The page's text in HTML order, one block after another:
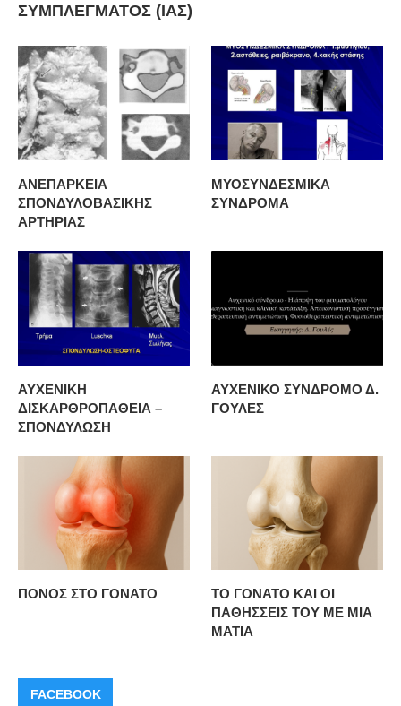
ΣΥΜΠΛΕΓΜΑΤΟΣ (ΙΑΣ)
ΑΝΕΠΑΡΚΕΙΑ
ΣΠΟΝΔΥΛΟΒΑΣΙΚΗΣ
ΑΡΤΗΡΙΑΣ
ΜΥΟΣΥΝΔΕΣΜΙΚΑ
ΣΥΝΔΡΟΜΑ
ΑΥΧΕΝΙΚΗ
ΔΙΣΚΑΡΘΡΟΠΑΘΕΙΑ –
ΣΠΟΝΔΥΛΩΣΗ
ΑΥΧΕΝΙΚΟ ΣΥΝΔΡΟΜΟ Δ.
ΓΟΥΛΕΣ
ΠΟΝΟΣ ΣΤΟ ΓΟΝΑΤΟ
ΤΟ ΓΟΝΑΤΟ ΚΑΙ ΟΙ
ΠΑΘΗΣΣΕΙΣ ΤΟΥ ΜΕ ΜΙΑ
ΜΑΤΙΑ
FACEBOOK